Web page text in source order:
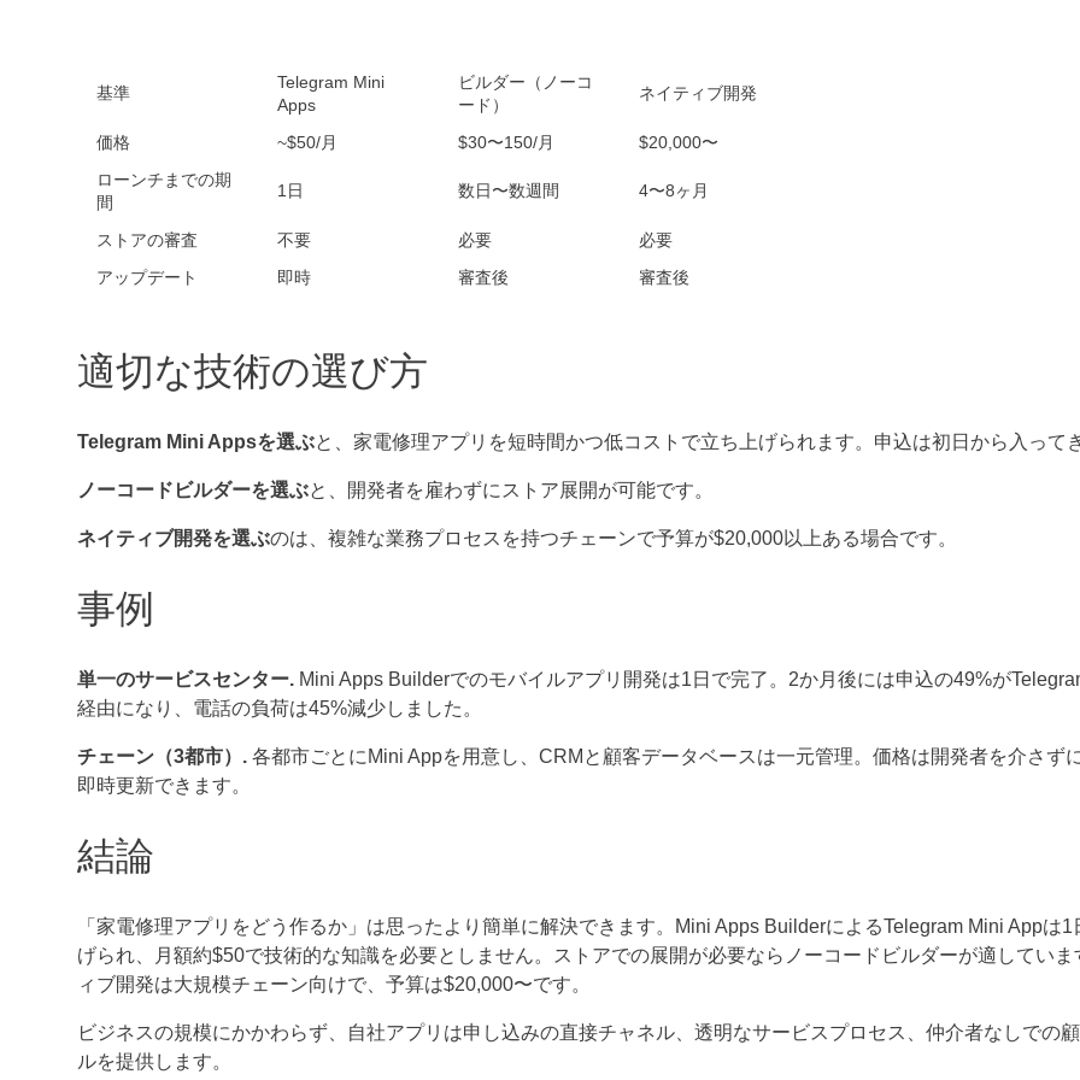
基準
Telegram Mini
Apps
ビルダー（ノーコ
ード）
ネイティブ開発
価格 ~$50/月 $30〜150/月
$20,000〜
ローンチまでの期
間
1日 数日〜数週間 4〜8ヶ月
ストアの審査 不要 必要
必要
アップデート
即時 審査後 審査後
適切な技術の選び方
Telegram Mini Appsを選ぶと、家電修理アプリを短時間かつ低コストで立ち上げられます。申込は初日から入って
ノーコードビルダーを選ぶと、開発者を雇わずにストア展開が可能です。
ネイティブ開発を選ぶのは、複雑な業務プロセスを持つチェーンで予算が$20,000以上ある場合です。
事例
単一のサービスセンター. Mini Apps Builderでのモバイルアプリ開発は1日で完了。2か月後には申込の49%が
経由になり、電話の負荷は45%減少しました。
チェーン（3都市）. 各都市ごとにMini Appを用意し、CRMと顧客データベースは一元管理。価格は開発者を介さず
即時更新できます。
結論
「家電修理アプリをどう作るか」は思ったより簡単に解決できます。Mini Apps BuilderによるTelegram Mini Appは1
げられ、月額約$50で技術的な知識を必要としません。ストアでの展開が必要ならノーコードビルダーが適していま
ィブ開発は大規模チェーン向けで、予算は$20,000〜です。
ビジネスの規模にかかわらず、自社アプリは申し込みの直接チャネル、透明なサービスプロセス、仲介者なしでの
ルを提供します。